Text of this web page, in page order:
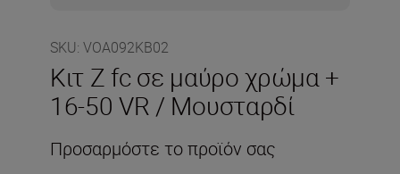
SKU: VOA092KB02
Κιτ Z fc σε μαύρο χρώμα +
16-50 VR / Μουσταρδί
Προσαρμόστε το προϊόν σας